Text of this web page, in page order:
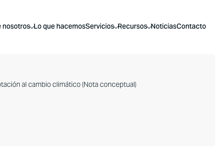
nosotros Lo que hacemosServicios Recursos NoticiasContacto
al cambio climático (Nota conceptual)